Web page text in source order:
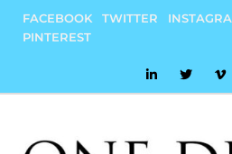
content
FACEBOOK TWITTER
PINTEREST